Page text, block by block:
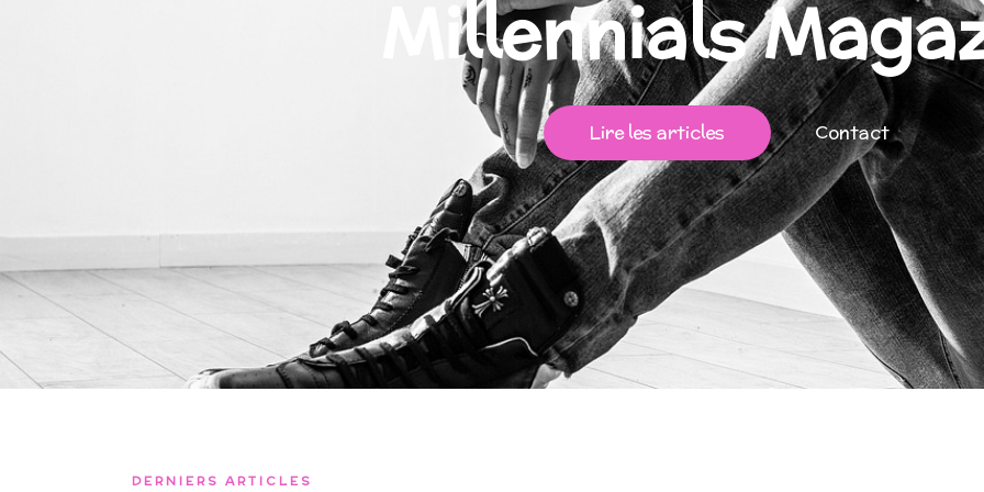
Millennials
Lire les articles Contact
DERNIERS ARTICLES